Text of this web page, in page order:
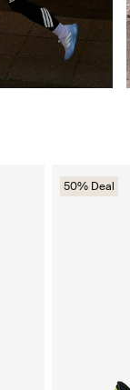
50% Deal